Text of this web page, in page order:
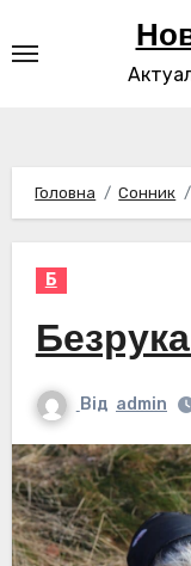
до
Головна Сонник
Б
Від admin